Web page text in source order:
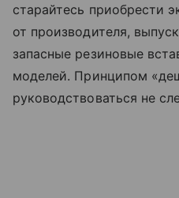
старайтесь приобрести
от производителя,
запасные резиновые
моделей. Принципом
руководствоваться не